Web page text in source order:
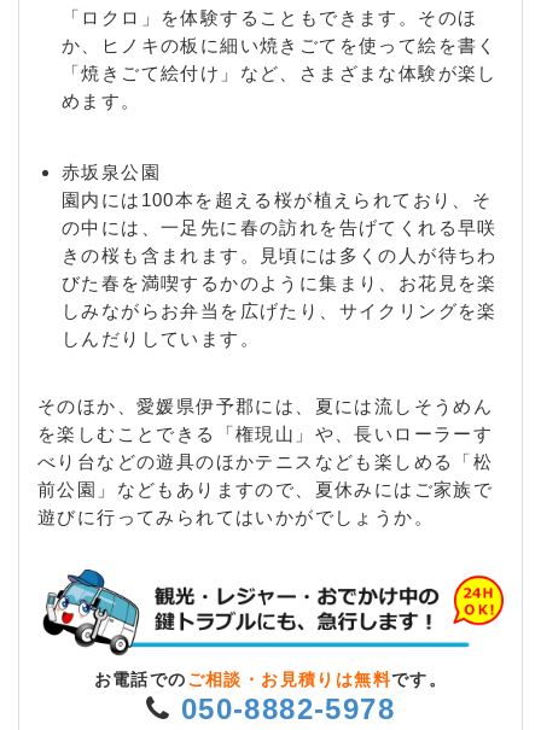
「ロクロ」を体験することもできます。そのほ
か、ヒノキの板に細い焼きごてを使って絵を書く
「焼きごて絵付け」など、さまざまな体験が楽し
めます。
赤坂泉公園
園内には100本を超える桜が植えられており、そ
の中には、一足先に春の訪れを告げてくれる早咲
きの桜も含まれます。見頃には多くの人が待ちわ
びた春を満喫するかのように集まり、お花見を楽
しみながらお弁当を広げたり、サイクリングを楽
しんだりしています。
そのほか、愛媛県伊予郡には、夏には流しそうめん
を楽しむことできる「権現山」や、長いローラーす
べり台などの遊具のほかテニスなども楽しめる「松
前公園」などもありますので、夏休みにはご家族で
遊びに行ってみられてはいかがでしょうか。
お電話での ご相談・お見積りは無料です。
050-8882-5978